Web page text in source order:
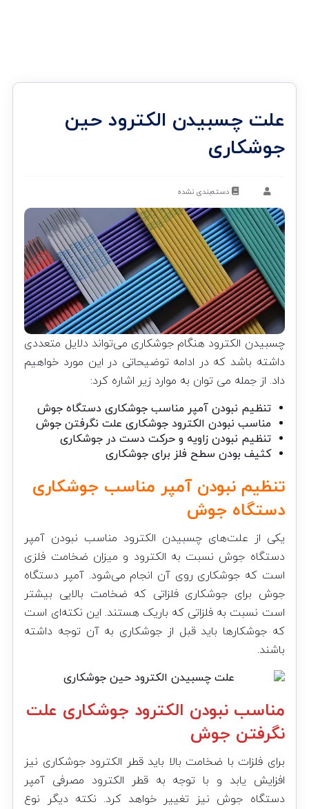
علت‌ چسبیدن الکترود حین
جوشکاری
دسته‌بندی نشده
چسبیدن الکترود هنگام جوشکاری می‌تواند دلایل متعددی
داشته باشد که در ادامه توضیحاتی در این مورد خواهیم
داد. از جمله می توان به موارد زیر اشاره کرد:
تنظیم نبودن آمپر مناسب جوشکاری دستگاه جوش
مناسب نبودن الکترود جوشکاری علت نگرفتن جوش
تنظیم نبودن زاویه و حرکت دست در جوشکاری
کثیف بودن سطح فلز برای جوشکاری
تنظیم نبودن آمپر مناسب جوشکاری
دستگاه جوش
یکی از علت‌های چسبیدن الکترود مناسب نبودن آمپر
دستگاه جوش نسبت به الکترود و میزان ضخامت فلزی
است که جوشکاری روی آن انجام می‌شود. آمپر دستگاه
جوش برای جوشکاری فلزاتی که ضخامت بالایی بیشتر
است نسبت به فلزاتی که باریک هستند. این نکته‌ای است
که جوشکارها باید قبل از جوشکاری به آن توجه داشته
باشند.
مناسب نبودن الکترود جوشکاری علت
نگرفتن جوش
برای فلزات با ضخامت بالا باید قطر الکترود جوشکاری نیز
افزایش یابد و با توجه به قطر الکترود مصرفی آمپر
دستگاه جوش نیز تغییر خواهد کرد. نکته دیگر نوع